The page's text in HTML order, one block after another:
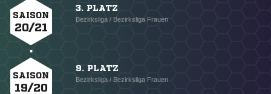
SAISON
20/21
3. PLATZ
Bezirksliga / Bezirksliga Frauen
SAISON
19/20
9. PLATZ
Bezirksliga / Bezirksliga Frauen